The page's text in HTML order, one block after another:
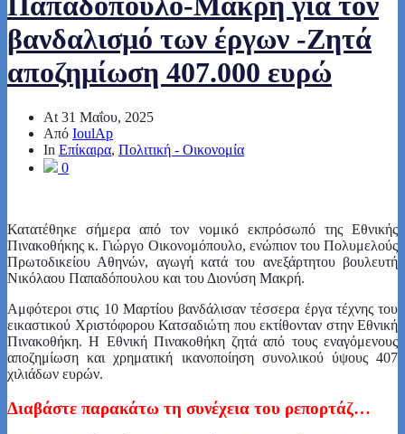
βανδαλισμό των έργων -Ζητά
αποζημίωση 407.000 ευρώ
At 31 Μαΐου, 2025
Από IoulAp
In Επίκαιρα, Πολιτική - Οικονομία
0
Κατατέθηκε σήμερα από τον νομικό εκπρόσωπό της Εθνικής
Πινακοθήκης κ. Γιώργο Οικονομόπουλο, ενώπιον του Πολυμελούς
Πρωτοδικείου Αθηνών, αγωγή κατά του ανεξάρτητου βουλευτή
Νικόλαου Παπαδόπουλου και του Διονύση Μακρή.
Αμφότεροι στις 10 Μαρτίου βανδάλισαν τέσσερα έργα τέχνης του
εικαστικού Χριστόφορου Κατσαδιώτη που εκτίθονταν στην Εθνική
Πινακοθήκη. Η Εθνική Πινακοθήκη ζητά από τους εναγόμενους
αποζημίωση και χρηματική ικανοποίηση συνολικού ύψους 407
χιλιάδων ευρών.
Διαβάστε παρακάτω τη συνέχεια του ρεπορτάζ…